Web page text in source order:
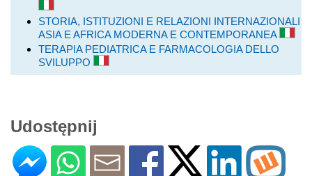
STORIA, ISTITUZIONI E RELAZIONI INTERNAZIONALI
ASIA E AFRICA MODERNA E CONTEMPORANEA
TERAPIA PEDIATRICA E FARMACOLOGIA DELLO
SVILUPPO
Udostępnij